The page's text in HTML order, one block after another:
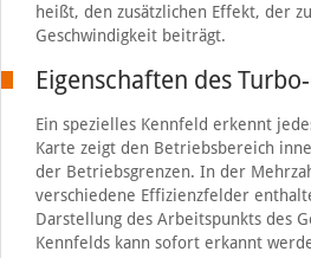
heißt, den zusätzlichen Effekt, der
Geschwindigkeit beiträgt.
Eigenschaften des
Ein spezielles Kennfeld erkennt
Karte zeigt den Betriebsbereich
der Betriebsgrenzen. In der
verschiedene Effizienzfelder
Darstellung des Arbeitspunkts des
Kennfelds kann sofort erkannt